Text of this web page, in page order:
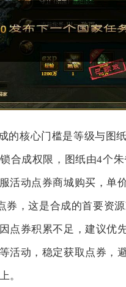
的核心门槛是等级与图
合成权限，图纸由4个
活动点券商城购买，单
券，这是合成的首要资源
点券积累不足，建议优
活动，稳定获取点券，
。